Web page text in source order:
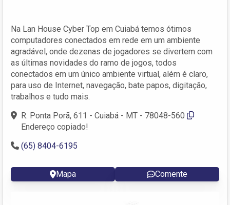
Na Lan House Cyber Top em Cuiabá temos ótimos
computadores conectados em rede em um ambiente
agradável, onde dezenas de jogadores se divertem com
as últimas novidades do ramo de jogos, todos
conectados em um único ambiente virtual, além é claro,
para uso de Internet, navegação, bate papos, digitação,
trabalhos e tudo mais.
R. Ponta Porã, 611 - Cuiabá - MT - 78048-560
Endereço copiado!
(65) 8404-6195
Mapa Comente